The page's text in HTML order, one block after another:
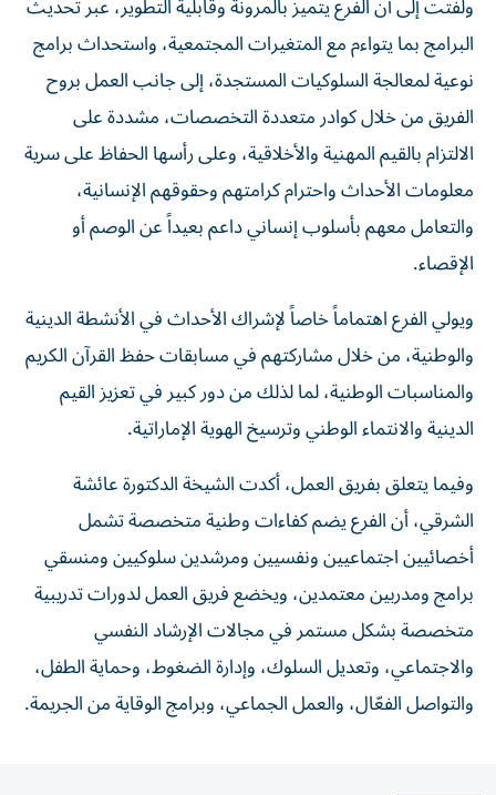
البرامج بما يتواءم مع المتغيرات المجتمعية، واستحداث برامج
نوعية لمعالجة السلوكيات المستجدة، إلى جانب العمل بروح
الفريق من خلال كوادر متعددة التخصصات، مشددة على
الالتزام بالقيم المهنية والأخلاقية، وعلى رأسها الحفاظ على سرية
معلومات الأحداث واحترام كرامتهم وحقوقهم الإنسانية،
والتعامل معهم بأسلوب إنساني داعم بعيداً عن الوصم أو
الإقصاء.
ويولي الفرع اهتماماً خاصاً لإشراك الأحداث في الأنشطة الدينية
والوطنية، من خلال مشاركتهم في مسابقات حفظ القرآن الكريم
والمناسبات الوطنية، لما لذلك من دور كبير في تعزيز القيم
الدينية والانتماء الوطني وترسيخ الهوية الإماراتية.
وفيما يتعلق بفريق العمل، أكدت الشيخة الدكتورة عائشة
الشرقي، أن الفرع يضم كفاءات وطنية متخصصة تشمل
أخصائيين اجتماعيين ونفسيين ومرشدين سلوكيين ومنسقي
برامج ومدربين معتمدين، ويخضع فريق العمل لدورات تدريبية
متخصصة بشكل مستمر في مجالات الإرشاد النفسي
والاجتماعي، وتعديل السلوك، وإدارة الضغوط، وحماية الطفل،
والتواصل الفعّال، والعمل الجماعي، وبرامج الوقاية من الجريمة.